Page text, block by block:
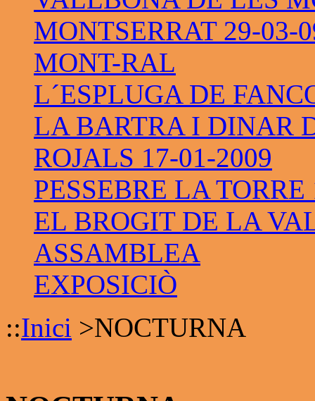
MONTSERRAT 29-03-
MONT-RAL
L´ESPLUGA DE
LA BARTRA I DINAR
ROJALS 17-01-2009
PESSEBRE LA TORRE
EL BROGIT DE LA
ASSAMBLEA
EXPOSICIÒ
::Inici >NOCTURNA